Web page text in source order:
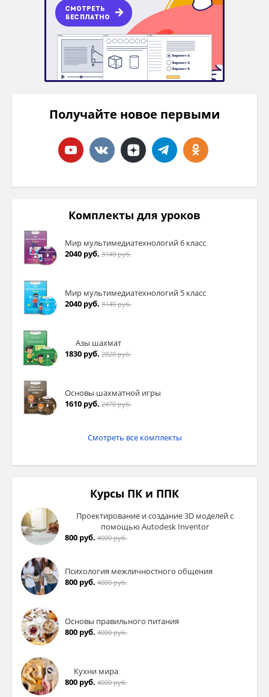
Получайте новое первыми
Комплекты для уроков
Мир мультимедиатехнологий 6 класс
2040 руб. 3140 руб.
Мир мультимедиатехнологий 5 класс
2040 руб. 3140 руб.
Азы шахмат
1830 руб. 2820 руб.
Основы шахматной игры
1610 руб. 2470 руб.
Смотреть все комплекты
Курсы ПК и ППК
Проектирование и создание 3D моделей с
помощью Autodesk Inventor
800 руб. 4000 руб.
Психология межличностного общения
800 руб. 4000 руб.
Основы правильного питания
800 руб. 4000 руб.
Кухни мира
800 руб. 4000 руб.